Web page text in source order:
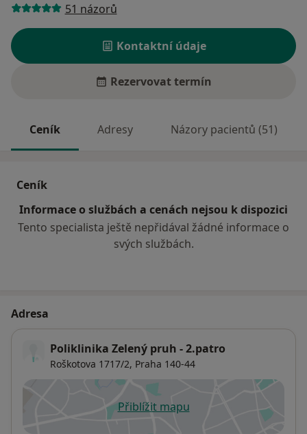
51 názorů
Kontaktní údaje
Rezervovat termín
Ceník Adresy Názory pacientů (51)
Ceník
Informace o službách a cenách nejsou k dispozici
Tento specialista ještě nepřidával žádné informace o
svých službách.
Adresa
Poliklinika Zelený pruh - 2.patro
Roškotova 1717/2, Praha 140-44
Přiblížit mapuse otevře v nové záložce